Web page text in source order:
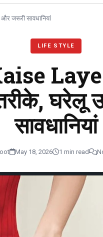
जरूरी सावधानियां
LIFE STYLE
Laye
घरेलू
सावधानियां
May 18, 2026 1 min read